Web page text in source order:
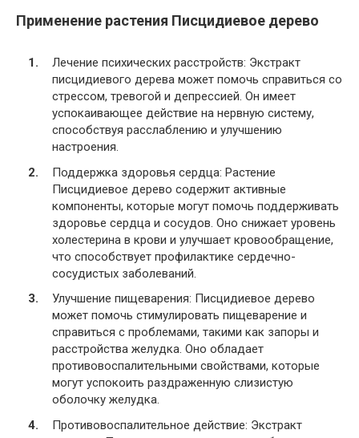
Применение растения Писцидиевое дерево
Лечение психических расстройств: Экстракт
писцидиевого дерева может помочь справиться со
стрессом, тревогой и депрессией. Он имеет
успокаивающее действие на нервную систему,
способствуя расслаблению и улучшению
настроения.
Поддержка здоровья сердца: Растение
Писцидиевое дерево содержит активные
компоненты, которые могут помочь поддерживать
здоровье сердца и сосудов. Оно снижает уровень
холестерина в крови и улучшает кровообращение,
что способствует профилактике сердечно-
сосудистых заболеваний.
Улучшение пищеварения: Писцидиевое дерево
может помочь стимулировать пищеварение и
справиться с проблемами, такими как запоры и
расстройства желудка. Оно обладает
противовоспалительными свойствами, которые
могут успокоить раздраженную слизистую
оболочку желудка.
Противовоспалительное действие: Экстракт